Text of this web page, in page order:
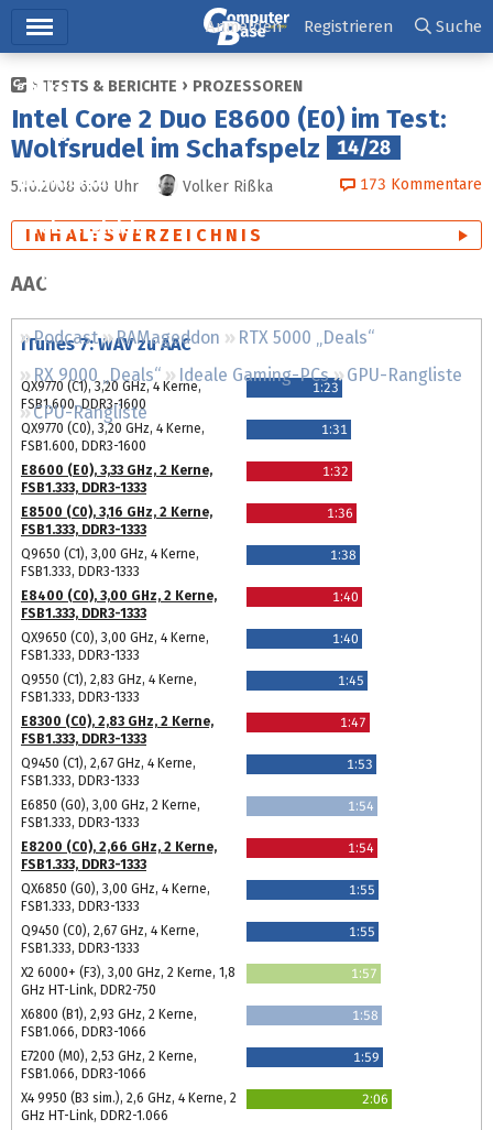
Ticker
Tests
Downloads
Preisvergleich
Forum
Podcast RAMageddon
RTX 5000 „Deals“
RX 9000 „Deals“
Ideale Gaming-PCs
GPU-Rangliste
CPU-Rangliste
Anmelden Registrieren Suche
TESTS & BERICHTE PROZESSOREN
Intel Core 2 Duo E8600 (E0) im Test:
Wolfsrudel im Schafspelz
14/28
5.10.2008 6:00 Uhr Volker Rißka 173 Kommentare
INHALTSVERZEICHNIS
AAC
iTunes 7: WAV zu AAC
QX9770 (C1), 3,20 GHz, 4 Kerne,
FSB1.600, DDR3-1600
1:23
QX9770 (C0), 3,20 GHz, 4 Kerne,
FSB1.600, DDR3-1600
1:31
E8600 (E0), 3,33 GHz, 2 Kerne,
FSB1.333, DDR3-1333
1:32
E8500 (C0), 3,16 GHz, 2 Kerne,
FSB1.333, DDR3-1333
1:36
Q9650 (C1), 3,00 GHz, 4 Kerne,
FSB1.333, DDR3-1333
1:38
E8400 (C0), 3,00 GHz, 2 Kerne,
FSB1.333, DDR3-1333
1:40
QX9650 (C0), 3,00 GHz, 4 Kerne,
FSB1.333, DDR3-1333
1:40
Q9550 (C1), 2,83 GHz, 4 Kerne,
FSB1.333, DDR3-1333
1:45
E8300 (C0), 2,83 GHz, 2 Kerne,
FSB1.333, DDR3-1333
1:47
Q9450 (C1), 2,67 GHz, 4 Kerne,
FSB1.333, DDR3-1333
1:53
E6850 (G0), 3,00 GHz, 2 Kerne,
FSB1.333, DDR3-1333
1:54
E8200 (C0), 2,66 GHz, 2 Kerne,
FSB1.333, DDR3-1333
1:54
QX6850 (G0), 3,00 GHz, 4 Kerne,
FSB1.333, DDR3-1333
1:55
Q9450 (C0), 2,67 GHz, 4 Kerne,
FSB1.333, DDR3-1333
1:55
X2 6000+ (F3), 3,00 GHz, 2 Kerne, 1,8
GHz HT-Link, DDR2-750
1:57
X6800 (B1), 2,93 GHz, 2 Kerne,
FSB1.066, DDR3-1066
1:58
E7200 (M0), 2,53 GHz, 2 Kerne,
FSB1.066, DDR3-1066
1:59
X4 9950 (B3 sim.), 2,6 GHz, 4 Kerne, 2
GHz HT-Link, DDR2-1.066
2:06